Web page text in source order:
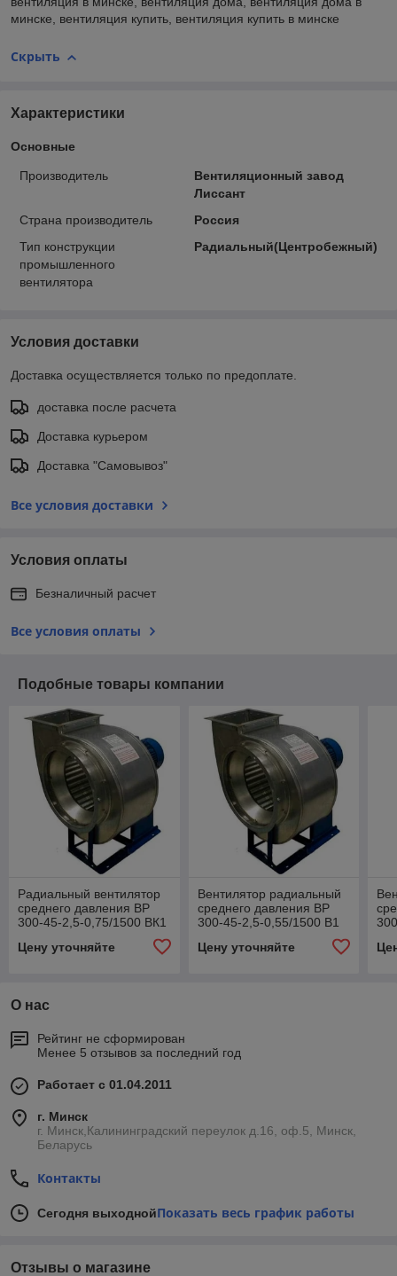
минске, вентиляция купить, вентиляция купить в минске
Скрыть
Характеристики
Основные
Производитель
Вентиляционный завод
Лиссант
Страна производитель
Россия
Тип конструкции
промышленного
вентилятора
Радиальный(Центробежный)
Условия доставки
Доставка осуществляется только по предоплате.
доставка после расчета
Доставка курьером
Доставка "Самовывоз"
Все условия доставки
Условия оплаты
Безналичный расчет
Все условия оплаты
Подобные товары компании
Радиальный вентилятор
среднего давления ВР
300-45-2,5-0,75/1500 ВК1
Цену уточняйте
Вентилятор радиальный
среднего давления ВР
300-45-2,5-0,55/1500 В1
Цену уточняйте
О нас
Рейтинг не сформирован
Менее 5 отзывов за последний год
Работает с 01.04.2011
г. Минск
г. Минск,Калининградский переулок д.16, оф.5, Минск,
Беларусь
Контакты
Сегодня выходнойПоказать весь график работы
Отзывы о магазине